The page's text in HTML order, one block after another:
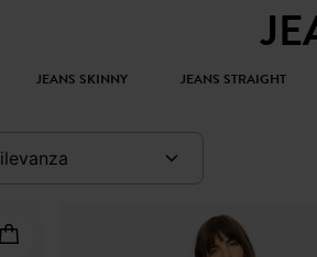
JEANS SKINNY JEANS STRAIGHT
rilevanza